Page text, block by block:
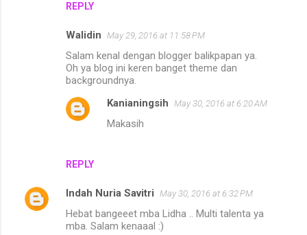
REPLY
Walidin May 29, 2016 at 11:58 PM
Salam kenal dengan blogger balikpapan ya.
Oh ya blog ini keren banget theme dan
backgroundnya.
REPLY
Kanianingsih May 30, 2016 at 6:20 AM
Makasih
Indah Nuria Savitri May 30, 2016 at 6:32 PM
Hebat bangeeet mba Lidha .. Multi talenta ya
mba. Salam kenaaal :)